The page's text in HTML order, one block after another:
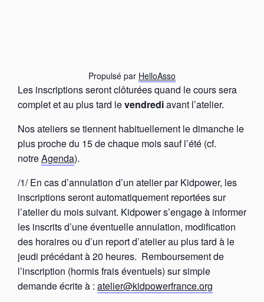
Propulsé par HelloAsso
Les inscriptions seront clôturées quand le cours sera
complet et au plus tard levendrediavant l’atelier.
Nos ateliers se tiennent habituellement le dimanche le
plus proche du 15 de chaque mois sauf l’été (cf.
notreAgenda).
/1/ En cas d’annulation d’un atelier par Kidpower, les
inscriptions seront automatiquement reportées sur
l’atelier du mois suivant. Kidpower s’engage à informer
les inscrits d’une éventuelle annulation, modification
des horaires ou d’un report d’atelier au plus tard à le
jeudi précédant à 20 heures. Remboursement de
l’inscription (hormis frais éventuels) sur simple
demande écrite à : atelier@kidpowerfrance.org